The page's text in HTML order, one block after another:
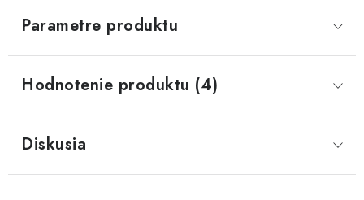
Parametre produktu
Hodnotenie produktu (4)
Diskusia